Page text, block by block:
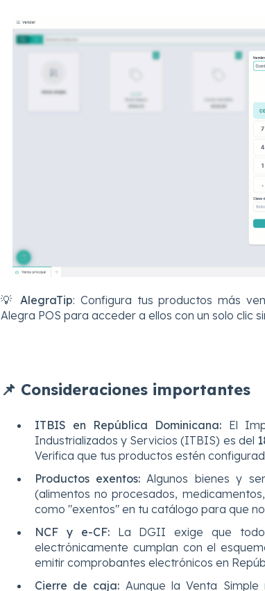
💡 AlegraTip: Configura tus productos más
Alegra POS para acceder a ellos con un solo clic
📌 Consideraciones importantes
ITBIS en República Dominicana: El
Industrializados y Servicios (ITBIS) es del
Verifica que tus productos estén
Productos exentos: Algunos bienes y
(alimentos no procesados,
como "exentos" en tu catálogo para que
NCF y e-CF:La DGII exige que
electrónicamente cumplan con el
emitir comprobantes electrónicos en
Cierre de caja: Aunque la Venta